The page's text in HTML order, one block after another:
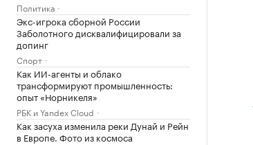
Политика
Экс-игрока сборной России
Заболотного дисквалифицировали за
допинг
Спорт
Как ИИ-агенты и облако
трансформируют промышленность:
опыт «Норникеля»
РБК и Yandex Cloud
Как засуха изменила реки Дунай и Рейн
в Европе. Фото из космоса